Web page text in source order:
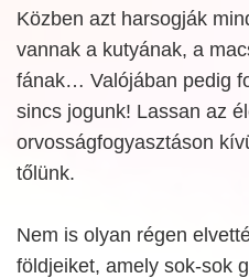
Közben azt harsogják
vannak a kutyának, a
fának… Valójában pedig
sincs jogunk! Lassan az
orvosságfogyasztáson
tőlünk.
Nem is olyan régen
földjeiket, amely sok-sok